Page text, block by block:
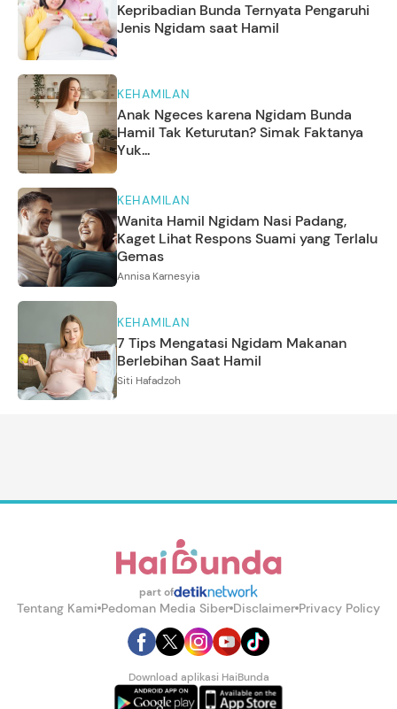
Kepribadian Bunda Ternyata Pengaruhi
Jenis Ngidam saat Hamil
KEHAMILAN
Anak Ngeces karena Ngidam Bunda
Hamil Tak Keturutan? Simak Faktanya
Yuk...
KEHAMILAN
Wanita Hamil Ngidam Nasi Padang,
Kaget Lihat Respons Suami yang Terlalu
Gemas
Annisa Karnesyia
KEHAMILAN
7 Tips Mengatasi Ngidam Makanan
Berlebihan Saat Hamil
Siti Hafadzoh
part of
Tentang Kami Pedoman Media Siber Disclaimer Privacy Policy
Download aplikasi HaiBunda